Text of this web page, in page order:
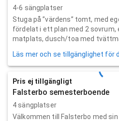
4-6 sängplatser
Stuga på ”värdens” tomt, med
fördelat i ett plan med 2
matplats, dusch/toa med
Läs mer och se tillgänglighet för
Pris ej tillgängligt
Falsterbo semesterboende
4 sängplatser
Välkommen till Falsterbo med